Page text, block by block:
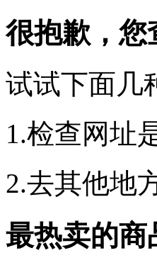
很抱歉，您
试试下面几
1.检查网址
2.去其他地
最热卖的商